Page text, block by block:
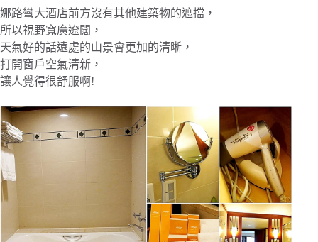
娜路彎大酒店前方沒有其他建築物的遮擋，
所以視野寬廣遼闊，
天氣好的話遠處的山景會更加的清晰，
打開窗戶空氣清新，
讓人覺得很舒服啊!